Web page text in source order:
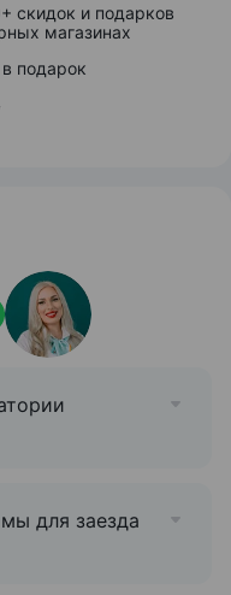
скидок и подарков
магазинах
подарок
для заезда